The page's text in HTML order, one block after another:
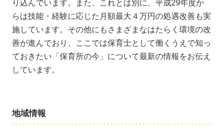
り込んでいます。また、これとは別に、平成29年度か
らは技能・経験に応じた月額最大４万円の処遇改善も実
施しています。その他にもさまざまなはたらく環境の改
善が進んでおり、ここでは保育士として働くうえで知っ
ておきたい「保育所の今」について最新の情報をお伝え
しています。
地域情報